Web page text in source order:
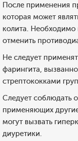
После применения
которая может
колита. Необходимо
отменить
Не следует
фарингита,
стрептококками
Следует соблюдать
применяющих
могут вызвать
диуретики.